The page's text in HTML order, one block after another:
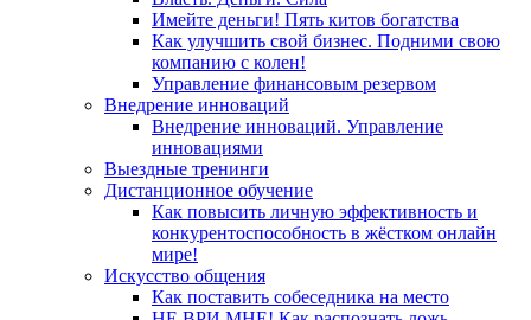
Имейте деньги! Пять китов богатства
Как улучшить свой бизнес. Подними свою
компанию с колен!
Управление финансовым резервом
Внедрение инноваций
Внедрение инноваций. Управление
инновациями
Выездные тренинги
Дистанционное обучение
Как повысить личную эффективность и
конкурентоспособность в жёстком онлайн
мире!
Искусство общения
Как поставить собеседника на место